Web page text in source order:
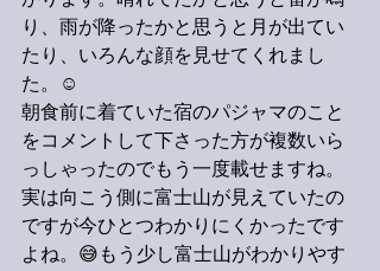
り、雨が降ったかと思うと月が出てい
たり、いろんな顔を見せてくれまし
た。☺️
朝食前に着ていた宿のパジャマのこと
をコメントして下さった方が複数いら
っしゃったのでもう一度載せますね。
実は向こう側に富士山が見えていたの
ですが今ひとつわかりにくかったです
よね。😅もう少し富士山がわかりやす